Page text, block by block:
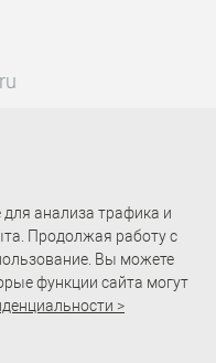
анализа трафика и
Продолжая работу с
Вы можете
функции сайта могут
>